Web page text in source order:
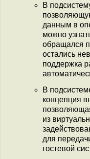
В
данным в
можно
обращался
остались
поддержка
В
концепция
из
для
гостевой